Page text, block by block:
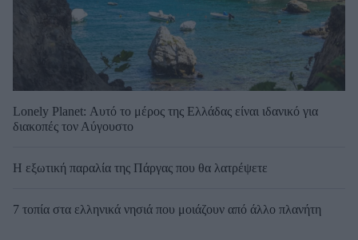
Lonely Planet: Αυτό το μέρος της Ελλάδας είναι ιδανικό για
διακοπές τον Αύγουστο
Η εξωτική παραλία της Πάργας που θα λατρέψετε
7 τοπία στα ελληνικά νησιά που μοιάζουν από άλλο πλανήτη